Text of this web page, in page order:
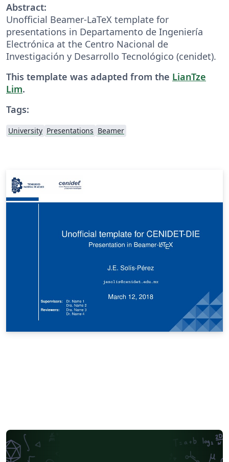
Abstract:
Unofficial Beamer-LaTeX template for
presentations in Departamento de Ingeniería
Electrónica at the Centro Nacional de
Investigación y Desarrollo Tecnológico (cenidet).
This template was adapted from the LianTze
Lim.
Tags:
University Presentations Beamer